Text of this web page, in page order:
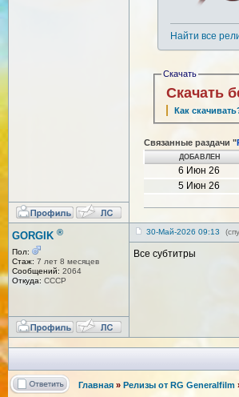
Найти все
Скачать
Скачать
Как
Связанные раздачи "
ДОБАВЛЕН
6 Июн 26
5 Июн 26
GORGIK ®
Пол:
Стаж: 7 лет 8 месяцев
Сообщений: 2064
Откуда: СССР
30-Май-2026 09:13
Все субтитры
Главная » Релизы от RG Generalfilm